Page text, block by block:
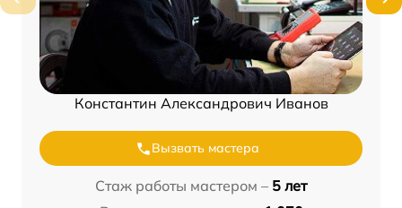
Константин Александрович Иванов
Вызвать мастера
Стаж работы мастером – 5 лет